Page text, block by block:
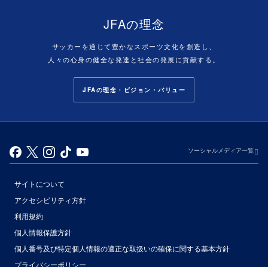
JFAの理念
サッカーを通じて豊かなスポーツ文化を創造し、
人々の心身の健全な発達と社会の発展に貢献する。
JFAの理念・ビジョン・バリュー
ソーシャルメディア一覧
サイトについて
アクセシビリティ方針
利用規約
個人情報保護方針
個人番号及び特定個人情報の適正な取扱いの確保に関する基本方針
プライバシーポリシー